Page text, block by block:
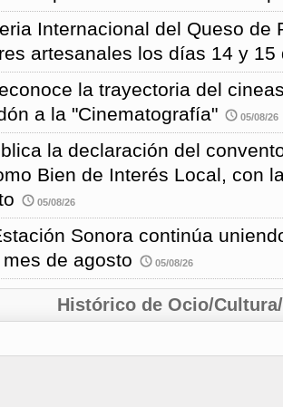
Internacional del Queso de
artesanales los días 14 y 15
la trayectoria del
a la "Cinematografía"
05/08/26
la declaración del
Bien de Interés Local, con
05/08/26
Sonora continúa
de agosto
05/08/26
Histórico de Ocio/